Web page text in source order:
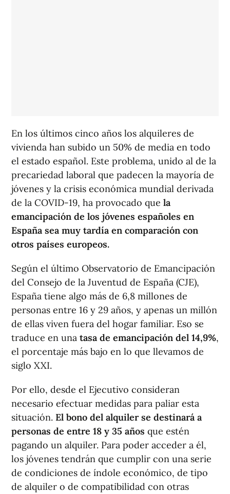
En los últimos cinco años los alquileres de
vivienda han subido un 50% de media en todo
el estado español. Este problema, unido al de la
precariedad laboral que padecen la mayoría de
jóvenes y la crisis económica mundial derivada
de la COVID-19, ha provocado que la
emancipación de los jóvenes españoles en
España sea muy tardía en comparación con
otros países europeos.
Según el último Observatorio de Emancipación
del Consejo de la Juventud de España (CJE),
España tiene algo más de 6,8 millones de
personas entre 16 y 29 años, y apenas un millón
de ellas viven fuera del hogar familiar. Eso se
traduce en una tasa de emancipación del 14,9%,
el porcentaje más bajo en lo que llevamos de
siglo XXI.
Por ello, desde el Ejecutivo consideran
necesario efectuar medidas para paliar esta
situación. El bono del alquiler se destinará a
personas de entre 18 y 35 años que estén
pagando un alquiler. Para poder acceder a él,
los jóvenes tendrán que cumplir con una serie
de condiciones de índole económico, de tipo
de alquiler o de compatibilidad con otras